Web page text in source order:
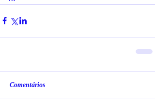
Comentários